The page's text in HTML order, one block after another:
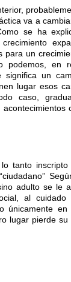
va a
se ha
para un
podemos, en
significa un
lugar esos
caso,
tanto
adulto se le
al
únicamente
lugar pierde